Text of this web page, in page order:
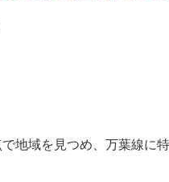
地域を見つめ、万葉線に